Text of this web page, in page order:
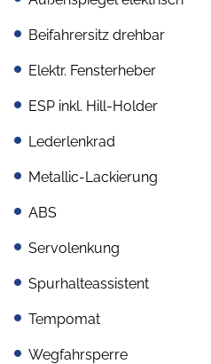
Beifahrersitz drehbar
Elektr. Fensterheber
ESP inkl. Hill-Holder
Lederlenkrad
Metallic-Lackierung
ABS
Servolenkung
Spurhalteassistent
Tempomat
Wegfahrsperre